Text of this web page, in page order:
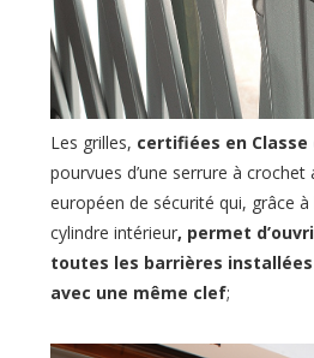
Les grilles, certifiées en Classe
pourvues d’une serrure à crochet
européen de sécurité qui, grâce
cylindre intérieur, permet
toutes les barrières
avec une même clef;